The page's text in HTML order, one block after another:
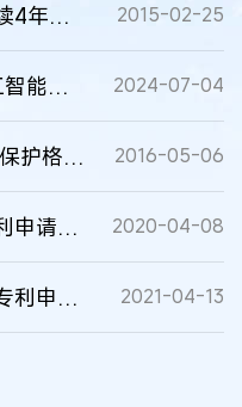
我国发明专利申请量连续4年世界第一 2015-02-25
WIPO：中国生成式人工智能专利申请量世界第一 2024-07-04
专利申请量世界第一 大保护格局怎么建？ 2016-05-06
实力！中国PCT国际专利申请量跃居世界第一 2020-04-08
过去十年中国人工智能专利申请量居世界第一 2021-04-13